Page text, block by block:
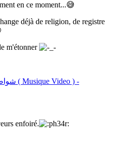
en ce moment...😅
déjà de religion, de registre
m'étonner
enfoiré.